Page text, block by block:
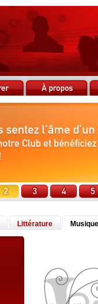
Littérature Musique